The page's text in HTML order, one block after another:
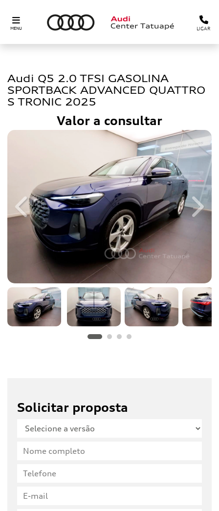
MENU LIGAR
Audi Q5 2.0 TFSI GASOLINA
SPORTBACK ADVANCED QUATTRO
S TRONIC 2025
Valor a consultar
Previous Next
Solicitar proposta